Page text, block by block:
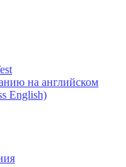
на английском
English)